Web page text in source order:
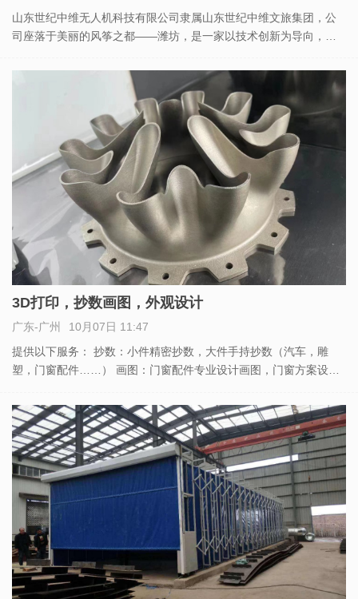
山东世纪中维无人机科技有限公司隶属山东世纪中维文旅集团，公
司座落于美丽的风筝之都——潍坊，是一家以技术创新为导向，拥
无人机检测、无人机编队、无人机技术培训和无人机方案策划及技
3D打印，抄数画图，外观设计
广东-广州
10月07日 11:47
提供以下服务： 抄数：小件精密抄数，大件手持抄数（汽车，雕
塑，门窗配件……） 画图：门窗配件专业设计画图，门窗方案设
件（几十到几千），各种颜色